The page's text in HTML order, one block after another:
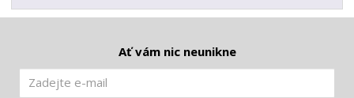
Ať vám nic neunikne